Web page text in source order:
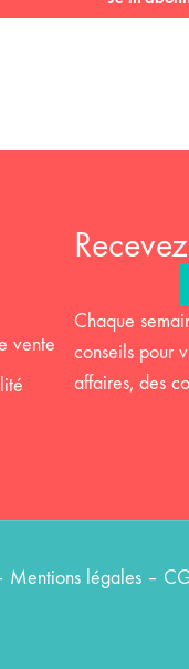
vente
Chaque
conseils pour
affaires, des
Mentions légales–